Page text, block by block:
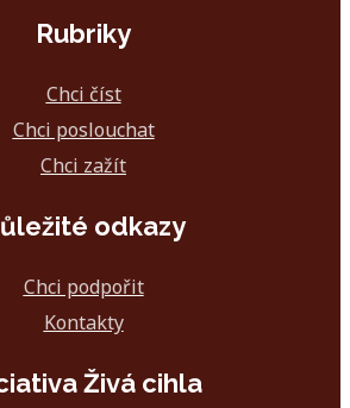
Rubriky
Chci číst
Chci poslouchat
Chci zažít
odkazy
Chci podpořit
Kontakty
Živá cihla